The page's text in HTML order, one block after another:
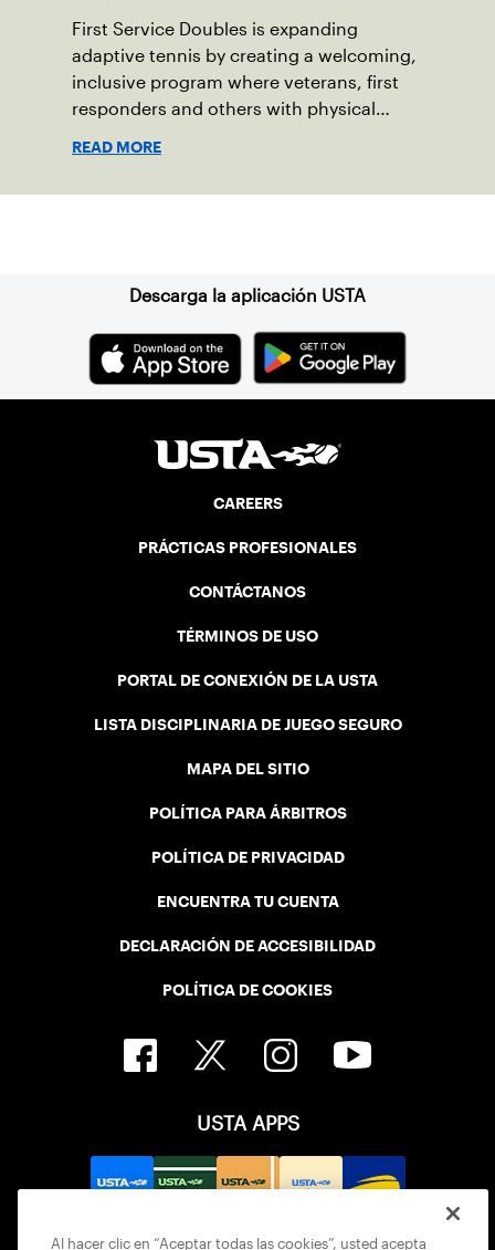
First Service Doubles is expanding
adaptive tennis by creating a welcoming,
inclusive program where veterans, first
responders and others with physical
READ MORE
Descarga la aplicación USTA
CAREERS
PRÁCTICAS PROFESIONALES
CONTÁCTANOS
TÉRMINOS DE USO
PORTAL DE CONEXIÓN DE LA USTA
LISTA DISCIPLINARIA DE JUEGO SEGURO
MAPA DEL SITIO
POLÍTICA PARA ÁRBITROS
POLÍTICA DE PRIVACIDAD
ENCUENTRA TU CUENTA
DECLARACIÓN DE ACCESIBILIDAD
POLÍTICA DE COOKIES
USTA APPS
Al hacer clic en “Aceptar todas las cookies”, usted acepta